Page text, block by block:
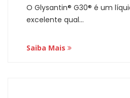
O Glysantin® G30® é um
excelente qual...
Saiba Mais